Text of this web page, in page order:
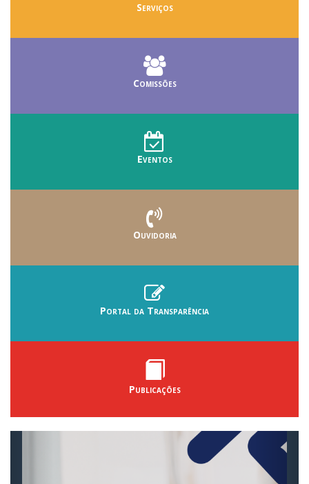
Serviços
Comissões
Eventos
Ouvidoria
Portal da Transparência
Publicações